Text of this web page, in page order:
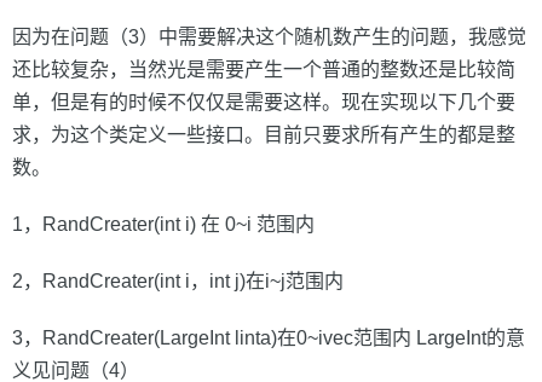
因为在问题（3）中需要解决这个随机数产生的问题，我感觉
还比较复杂，当然光是需要产生一个普通的整数还是比较简
单，但是有的时候不仅仅是需要这样。现在实现以下几个要
求，为这个类定义一些接口。目前只要求所有产生的都是整
数。
1，RandCreater(int i) 在 0~i 范围内
2，RandCreater(int i，int j)在i~j范围内
3，RandCreater(LargeInt linta)在0~ivec范围内 LargeInt的意
义见问题（4）